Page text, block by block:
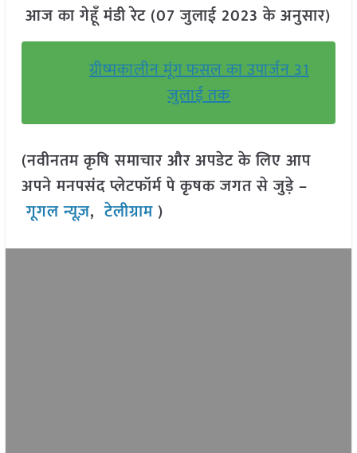
आज का गेहूँ मंडी रेट (07 जुलाई 2023 के अनुसार)
ग्रीष्मकालीन मूंग फसल का उपार्जन 31
जुलाई तक
(नवीनतम कृषि समाचार और अपडेट के लिए आप
अपने मनपसंद प्लेटफॉर्म पे कृषक जगत से जुड़े –
गूगल न्यूज़,टेलीग्राम )